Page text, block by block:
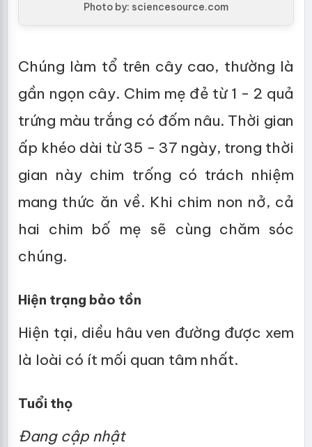
Photo by: sciencesource.com
Chúng làm tổ trên cây cao, thường là
gần ngọn cây. Chim mẹ đẻ từ 1 - 2 quả
trứng màu trắng có đốm nâu. Thời gian
ấp khéo dài từ 35 - 37 ngày, trong thời
gian này chim trống có trách nhiệm
mang thức ăn về. Khi chim non nở, cả
hai chim bố mẹ sẽ cùng chăm sóc
chúng.
Hiện trạng bảo tồn
Hiện tại, diều hâu ven đường được xem
là loài có ít mối quan tâm nhất.
Tuổi thọ
Đang cập nhật